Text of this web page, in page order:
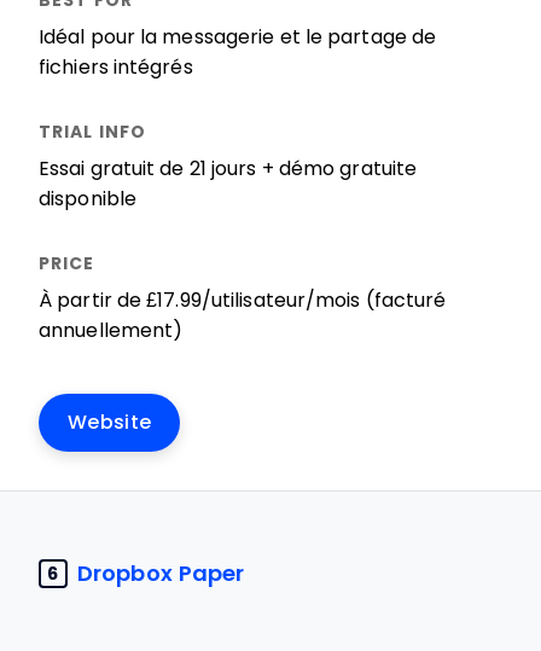
Idéal pour la messagerie et le partage de
fichiers intégrés
Essai gratuit de 21 jours + démo gratuite
disponible
À partir de £17.99/utilisateur/mois (facturé
annuellement)
Website
6 Dropbox Paper